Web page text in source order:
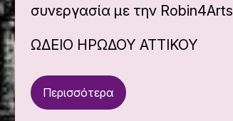
συνεργασία με την Robin4Arts
ΩΔΕΙΟ ΗΡΩΔΟΥ ΑΤΤΙΚΟΥ
Περισσότερα